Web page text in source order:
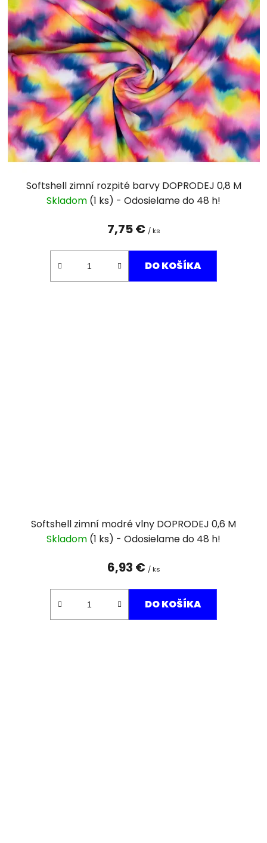
Softshell zimní rozpité barvy DOPRODEJ 0,8 M
Skladom (1 ks)
7,75 € / ks
DO KOŠÍKA
Softshell zimní modré vlny DOPRODEJ 0,6 M
Skladom (1 ks)
6,93 € / ks
DO KOŠÍKA